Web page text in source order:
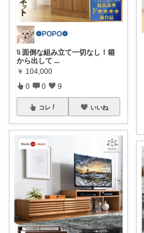
❁POPO❁
\\ 面倒な組み立て一切なし！箱
から出して ...
￥ 104,000
0 0 9
コレ いいね